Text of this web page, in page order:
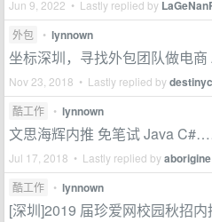
Jun 9, 2022 • Lastly replied by
外包 • lynnown
坐标深圳，寻找外包团队做电商
Nov 23, 2018 • Lastly replied by
酷工作 • lynnown
文思海辉内推 免笔试 Java
Jul 17, 2018 • Lastly replied byaborigine
酷工作 • lynnown
[深圳]2019 届珍爱网校园秋招内